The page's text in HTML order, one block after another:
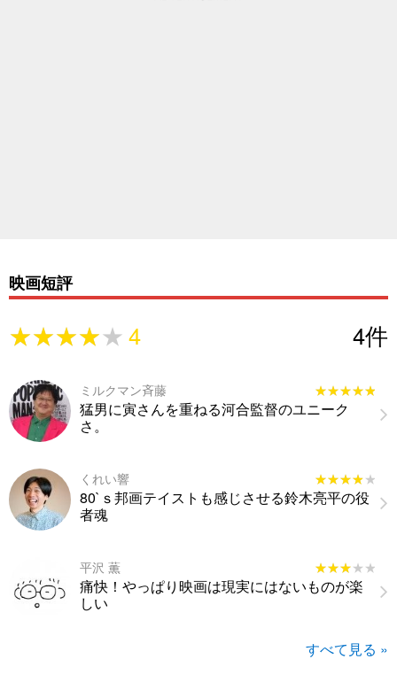
映画短評
★★★★★
★★★★★4 4件
ミルクマン斉藤 ★★★★★
★★★★★
猛男に寅さんを重ねる河合監督のユニーク
さ。
くれい響 ★★★★★
★★★★★
80`ｓ邦画テイストも感じさせる鈴木亮平の役
者魂
平沢 薫 ★★★★★
★★★★★
痛快！やっぱり映画は現実にはないものが楽
しい
すべて見る »